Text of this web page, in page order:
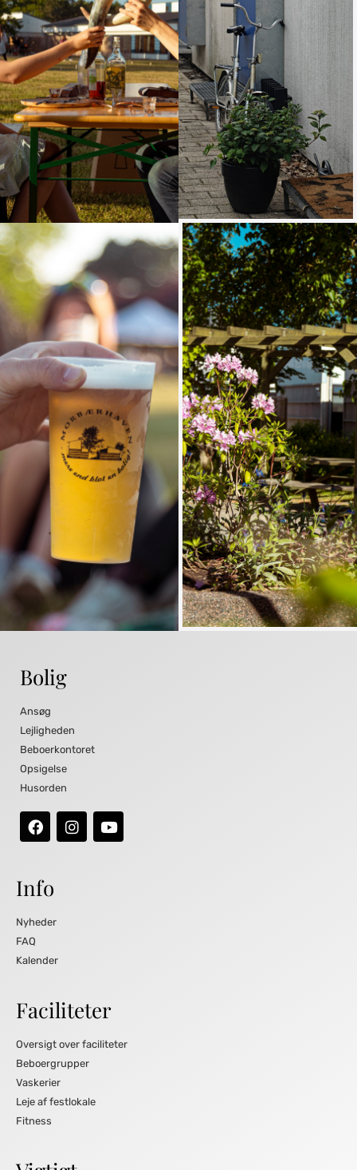
Bolig
Ansøg
Lejligheden
Beboerkontoret
Opsigelse
Husorden
Info
Nyheder
FAQ
Kalender
Faciliteter
Oversigt over faciliteter
Beboergrupper
Vaskerier
Leje af festlokale
Fitness